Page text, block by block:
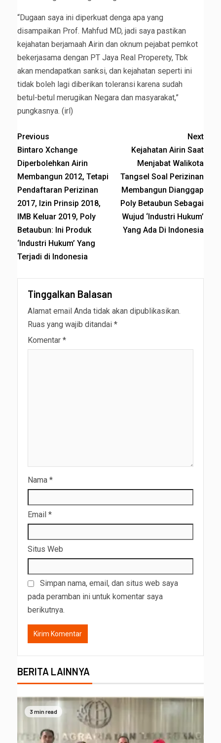
“Dugaan saya ini diperkuat denga apa yang
disampaikan Prof. Mahfud MD, jadi saya pastikan
kejahatan berjamaah Airin dan oknum pejabat pemkot
bekerjasama dengan PT Jaya Real Properety, Tbk
akan mendapatkan sanksi, dan kejahatan seperti ini
tidak boleh lagi diberikan toleransi karena sudah
betul-betul merugikan Negara dan masyarakat,”
pungkasnya. (irl)
Previous
Bintaro Xchange
Diperbolehkan Airin
Membangun 2012, Tetapi
Pendaftaran Perizinan
2017, Izin Prinsip 2018,
IMB Keluar 2019, Poly
Betaubun: Ini Produk
‘Industri Hukum’ Yang
Terjadi di Indonesia
Next
Kejahatan Airin Saat
Menjabat Walikota
Tangsel Soal Perizinan
Membangun Dianggap
Poly Betaubun Sebagai
Wujud ‘Industri Hukum’
Yang Ada Di Indonesia
Tinggalkan Balasan
Alamat email Anda tidak akan dipublikasikan.
Ruas yang wajib ditandai *
Komentar *
Nama *
Email *
Situs Web
Simpan nama, email, dan situs web saya
pada peramban ini untuk komentar saya
berikutnya.
BERITA LAINNYA
3 min read